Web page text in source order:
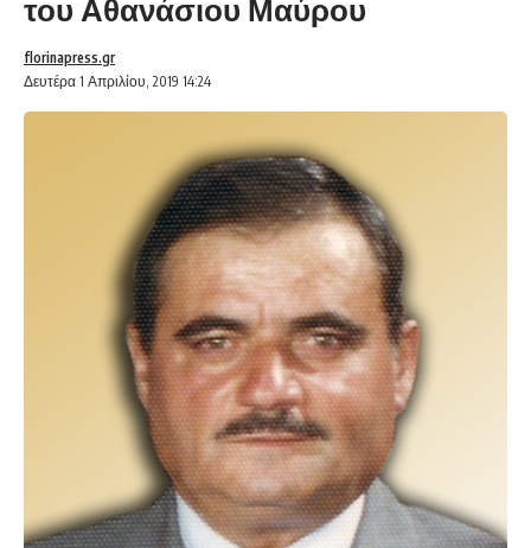
του Αθανάσιου Μαύρου
Δευτέρα 1 Απριλίου, 2019 14:24
florinapress.gr